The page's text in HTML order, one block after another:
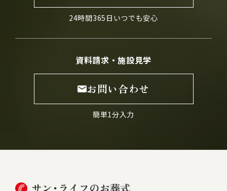
24時間365日いつでも安心
資料請求・施設見学
お問い合わせ
簡単1分入力